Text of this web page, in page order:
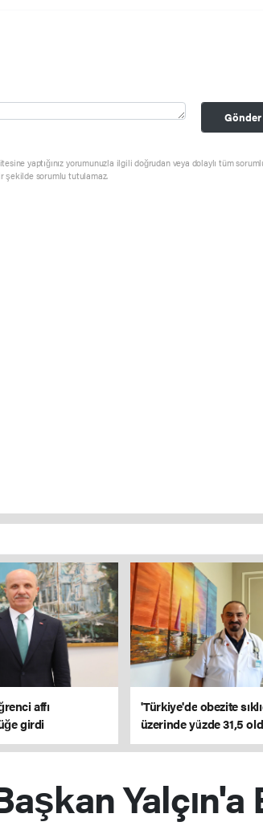
Gönder
yaptığınız yorumunuzla ilgili doğrudan veya dolaylı tüm
şekilde sorumlu tutulamaz.
affı
girdi
'Türkiye'de obezite
üzerinde yüzde 31,5
Yalçın'a